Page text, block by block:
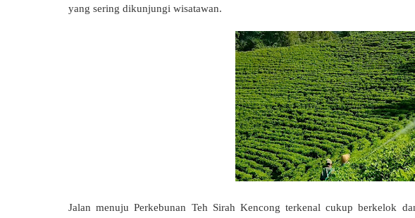
yang sering dikunjungi wisatawan.
Jalan menuju Perkebunan Teh Sirah Kencong terkenal cukup berkelok